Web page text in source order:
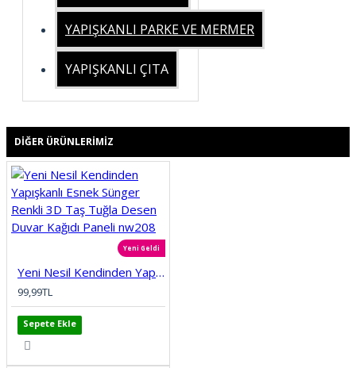
YAPIŞKANLI PARKE VE MERMER
YAPIŞKANLI ÇITA
DIĞER ÜRÜNLERIMIZ
Yeni Geldi
Yeni Nesil Kendinden Yapışkanlı Esnek Sünger Renkli 3D Taş Tuğla Desen Duvar Kağıdı Paneli nw208
99,99TL
Sepete Ekle